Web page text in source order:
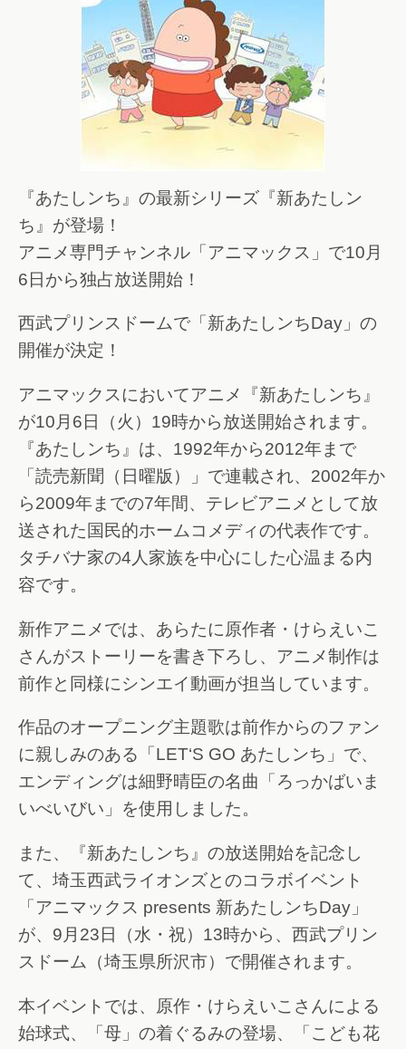
『あたしンち』の最新シリーズ『新あたしン
ち』が登場！
アニメ専門チャンネル「アニマックス」で10月
6日から独占放送開始！
西武プリンスドームで「新あたしンちDay」の
開催が決定！
アニマックスにおいてアニメ『新あたしンち』
が10月6日（火）19時から放送開始されます。
『あたしンち』は、1992年から2012年まで
「読売新聞（日曜版）」で連載され、2002年か
ら2009年までの7年間、テレビアニメとして放
送された国民的ホームコメディの代表作です。
タチバナ家の4人家族を中心にした心温まる内
容です。
新作アニメでは、あらたに原作者・けらえいこ
さんがストーリーを書き下ろし、アニメ制作は
前作と同様にシンエイ動画が担当しています。
作品のオープニング主題歌は前作からのファン
に親しみのある「LET‘S GO あたしンち」で、
エンディングは細野晴臣の名曲「ろっかばいま
いべいびい」を使用しました。
また、『新あたしンち』の放送開始を記念し
て、埼玉西武ライオンズとのコラボイベント
「アニマックス presents 新あたしンちDay」
が、9月23日（水・祝）13時から、西武プリン
スドーム（埼玉県所沢市）で開催されます。
本イベントでは、原作・けらえいこさんによる
始球式、「母」の着ぐるみの登場、「こども花